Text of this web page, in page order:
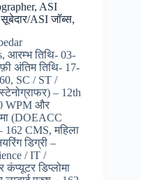
ASI
ASI जॉब्स,
आरम्भ तिथि- 03-
अंतिम तिथि- 17-
SC / ST /
– 12th
WPM और
(DOEACC
CMS, महिला
डिग्री –
/ IT /
डिप्लोमा